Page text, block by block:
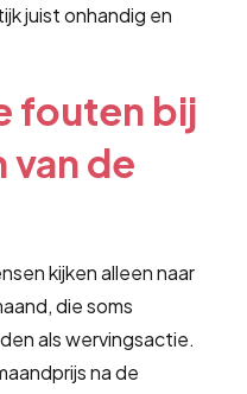
juist onhandig en
fouten bij
van de
kijken alleen naar
die soms
als wervingsactie.
na de